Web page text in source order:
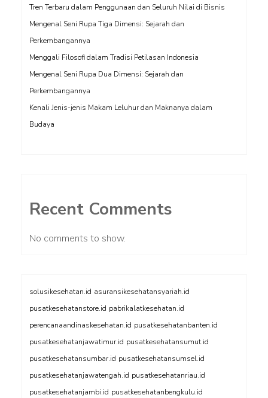
Tren Terbaru dalam Penggunaan dan Seluruh Nilai di Bisnis
Mengenal Seni Rupa Tiga Dimensi: Sejarah dan
Perkembangannya
Menggali Filosofi dalam Tradisi Petilasan Indonesia
Mengenal Seni Rupa Dua Dimensi: Sejarah dan
Perkembangannya
Kenali Jenis-jenis Makam Leluhur dan Maknanya dalam
Budaya
Recent Comments
No comments to show.
solusikesehatan.id asuransikesehatansyariah.id
pusatkesehatanstore.id pabrikalatkesehatan.id
perencanaandinaskesehatan.id pusatkesehatanbanten.id
pusatkesehatanjawatimur.id pusatkesehatansumut.id
pusatkesehatansumbar.id pusatkesehatansumsel.id
pusatkesehatanjawatengah.id pusatkesehatanriau.id
pusatkesehatanjambi.id pusatkesehatanbengkulu.id